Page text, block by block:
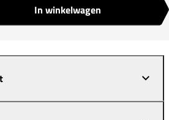
In winkelwagen